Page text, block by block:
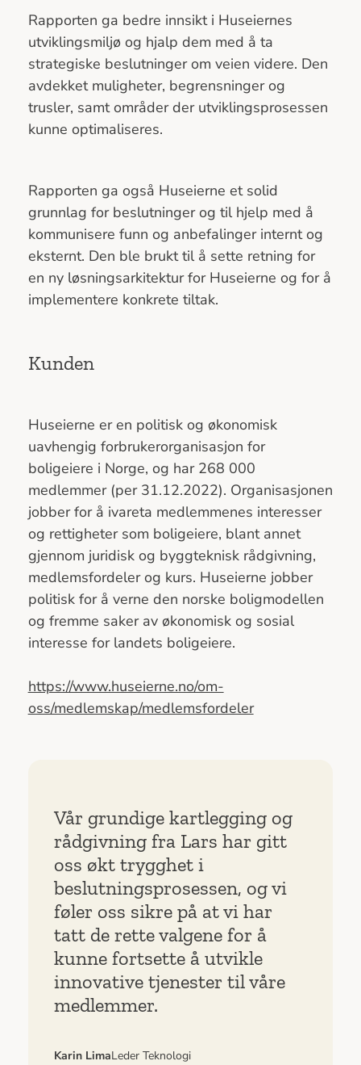
Rapporten ga bedre innsikt i Huseiernes
utviklingsmiljø og hjalp dem med å ta
strategiske beslutninger om veien videre. Den
avdekket muligheter, begrensninger og
trusler, samt områder der utviklingsprosessen
kunne optimaliseres.
Rapporten ga også Huseierne et solid
grunnlag for beslutninger og til hjelp med å
kommunisere funn og anbefalinger internt og
eksternt. Den ble brukt til å sette retning for
en ny løsningsarkitektur for Huseierne og for å
implementere konkrete tiltak.
Kunden
Huseierne er en politisk og økonomisk
uavhengig forbrukerorganisasjon for
boligeiere i Norge, og har 268 000
medlemmer (per 31.12.2022). Organisasjonen
jobber for å ivareta medlemmenes interesser
og rettigheter som boligeiere, blant annet
gjennom juridisk og byggteknisk rådgivning,
medlemsfordeler og kurs. Huseierne jobber
politisk for å verne den norske boligmodellen
og fremme saker av økonomisk og sosial
interesse for landets boligeiere.
https://www.huseierne.no/om-
oss/medlemskap/medlemsfordeler
Vår grundige kartlegging og
rådgivning fra Lars har gitt
oss økt trygghet i
beslutningsprosessen, og vi
føler oss sikre på at vi har
tatt de rette valgene for å
kunne fortsette å utvikle
innovative tjenester til våre
medlemmer.
Karin LimaLeder Teknologi